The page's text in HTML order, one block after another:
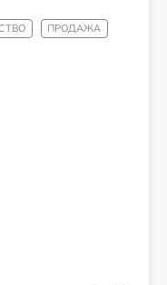
ПРОДАЖА